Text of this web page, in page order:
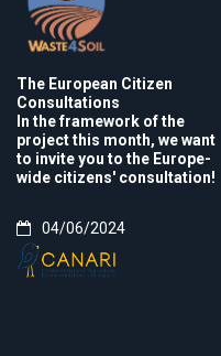
The European Citizen
Consultations
In the framework of the
project this month, we want
to invite you to the Europe-
wide citizens' consultation!
04/06/2024